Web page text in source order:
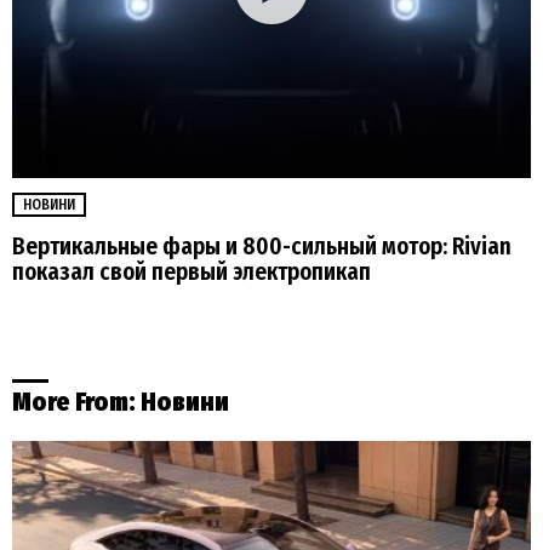
НОВИНИ
Вертикальные фары и 800-сильный мотор: Rivian
показал свой первый электропикап
More From: Новини